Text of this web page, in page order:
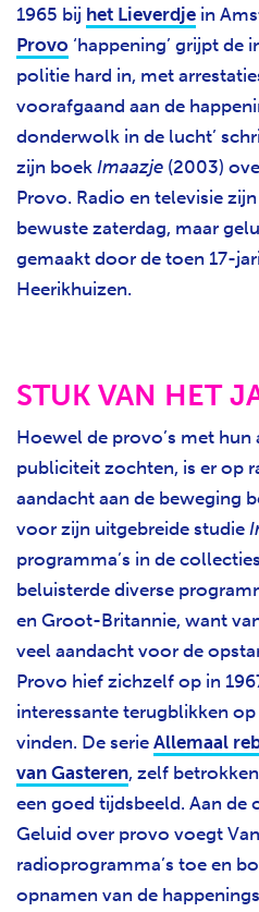
1965 bij het Lieverdje in
Provo ‘happening’ grijpt de
politie hard in, met
voorafgaand aan de
donderwolk in de lucht’
zijn boek Imaazje (2003)
Provo. Radio en televisie
bewuste zaterdag, maar
gemaakt door de toen 17-
Heerikhuizen.
STUK VAN HET
Hoewel de provo’s met hun
publiciteit zochten, is er op
aandacht aan de beweging
voor zijn uitgebreide studie
programma’s in de
beluisterde diverse
en Groot-Britannie, want
veel aandacht voor de
Provo hief zichzelf op in
interessante terugblikken
vinden. De serie Allemaal
van Gasteren, zelf
een goed tijdsbeeld. Aan de
Geluid over provo voegt
radioprogramma’s toe en
opnamen van de